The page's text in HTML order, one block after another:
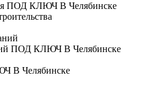
ПОД КЛЮЧ В Челябинске
ПОД КЛЮЧ В Челябинске
В Челябинске